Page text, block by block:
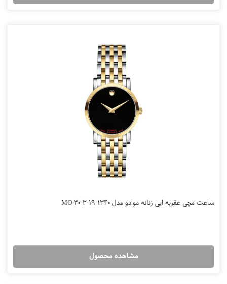
ساعت مچی عقربه ایی زنانه موادو مدل MO-30-3-19-1340
مشاهده محصول